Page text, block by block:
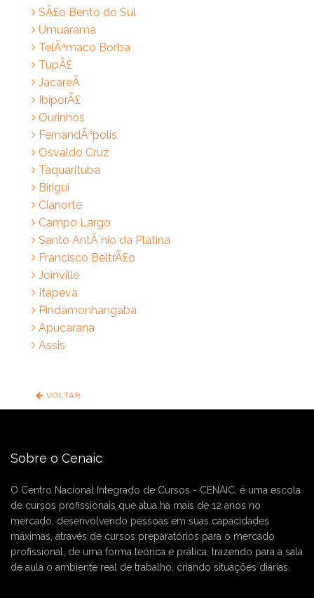
SÃ£o Bento do Sul
Umuarama
TelÃªmaco Borba
TupÃ£
JacareÃ­
IbiporÃ£
Ourinhos
FernandÃ³polis
Osvaldo Cruz
Taquarituba
Birigui
Cianorte
Campo Largo
Santo AntÃ´nio da Platina
Francisco BeltrÃ£o
Joinville
Itapeva
Pindamonhangaba
Apucarana
Assis
VOLTAR
Sobre o Cenaic
O Centro Nacional Integrado de Cursos - CENAIC, é uma escola
de cursos profissionais que atua há mais de 12 anos no
mercado, desenvolvendo pessoas em suas capacidades
máximas, através de cursos preparatórios para o mercado
profissional, de uma forma teórica e prática, trazendo para a sala
de aula o ambiente real de trabalho, criando situações diárias.